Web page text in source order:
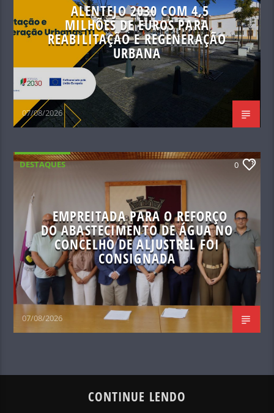
ALENTEJO 2030 COM 4,5
MILHÕES DE EUROS PARA
REABILITAÇÃO E REGENERAÇÃO
URBANA
07/08/2026
DESTAQUES 0
EMPREITADA PARA O REFORÇO
DO ABASTECIMENTO DE ÁGUA NO
CONCELHO DE ALJUSTREL FOI
CONSIGNADA
07/08/2026
CONTINUE LENDO